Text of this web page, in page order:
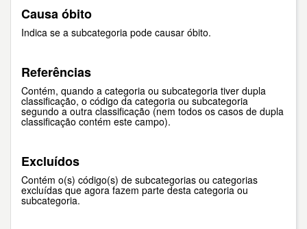
Causa óbito
Indica se a subcategoria pode causar óbito.
Referências
Contém, quando a categoria ou subcategoria tiver dupla
classificação, o código da categoria ou subcategoria
segundo a outra classificação (nem todos os casos de dupla
classificação contém este campo).
Excluídos
Contém o(s) código(s) de subcategorias ou categorias
excluídas que agora fazem parte desta categoria ou
subcategoria.